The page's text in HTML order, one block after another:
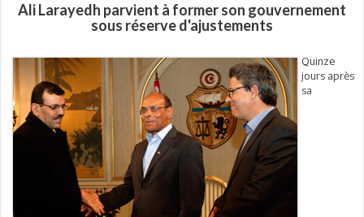
Ali Larayedh parvient à former son gouvernement
sous réserve d'ajustements
Quinze
jours après
sa